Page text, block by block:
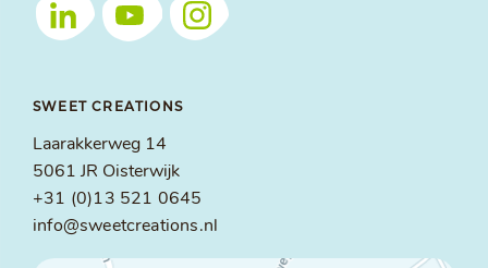
SWEET CREATIONS
Laarakkerweg 14
5061 JR Oisterwijk
+31 (0)13 521 0645
info@sweetcreations.nl